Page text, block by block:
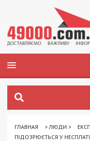
ГЛАВНАЯ > ЛЮДИ >
ПІДОЗРЮЄТЬСЯ У